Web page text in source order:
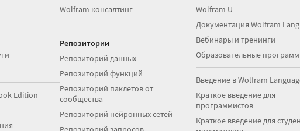
Edition
Wolfram консалтинг
Репозитории
Репозиторий данных
Репозиторий функций
Репозиторий паклетов от
сообщества
Репозиторий нейронных сетей
Wolfram U
Документация Wolfram
Вебинары и тренинги
Образовательные
Введение в Wolfram
Краткое введение для
программистов
Краткое введение для